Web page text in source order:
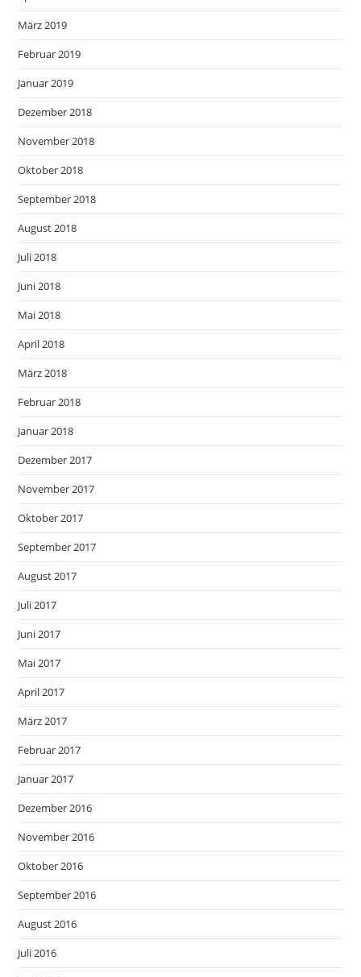
März 2019
Februar 2019
Januar 2019
Dezember 2018
November 2018
Oktober 2018
September 2018
August 2018
Juli 2018
Juni 2018
Mai 2018
April 2018
März 2018
Februar 2018
Januar 2018
Dezember 2017
November 2017
Oktober 2017
September 2017
August 2017
Juli 2017
Juni 2017
Mai 2017
April 2017
März 2017
Februar 2017
Januar 2017
Dezember 2016
November 2016
Oktober 2016
September 2016
August 2016
Juli 2016